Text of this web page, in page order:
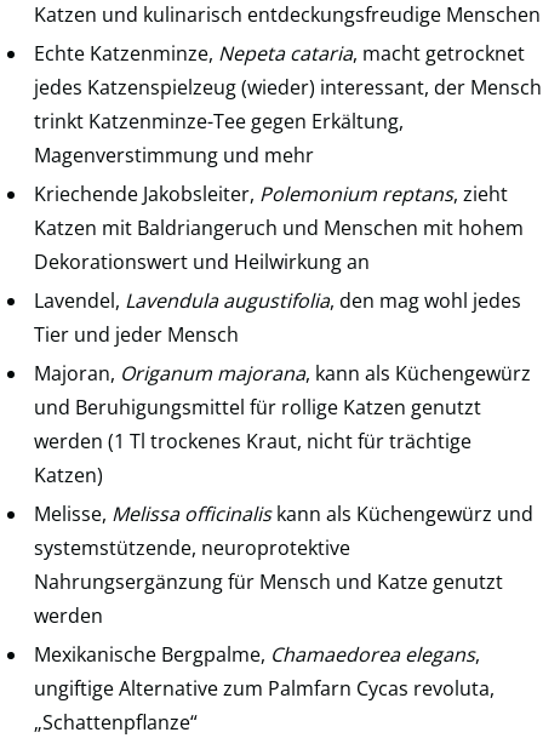
Katzen und kulinarisch entdeckungsfreudige Menschen
Echte Katzenminze, Nepeta cataria, macht getrocknet
jedes Katzenspielzeug (wieder) interessant, der Mensch
trinkt Katzenminze-Tee gegen Erkältung,
Magenverstimmung und mehr
Kriechende Jakobsleiter, Polemonium reptans, zieht
Katzen mit Baldriangeruch und Menschen mit hohem
Dekorationswert und Heilwirkung an
Lavendel, Lavendula augustifolia, den mag wohl jedes
Tier und jeder Mensch
Majoran, Origanum majorana, kann als Küchengewürz
und Beruhigungsmittel für rollige Katzen genutzt
werden (1 Tl trockenes Kraut, nicht für trächtige
Katzen)
Melisse, Melissa officinaliskann als Küchengewürz und
systemstützende, neuroprotektive
Nahrungsergänzung für Mensch und Katze genutzt
werden
Mexikanische Bergpalme, Chamaedorea elegans,
ungiftige Alternative zum Palmfarn Cycas revoluta,
„Schattenpflanze“